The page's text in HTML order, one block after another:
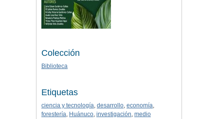
Colección
Biblioteca
Etiquetas
ciencia y tecnología, desarrollo, economía,
forestería, Huánuco, investigación, medio